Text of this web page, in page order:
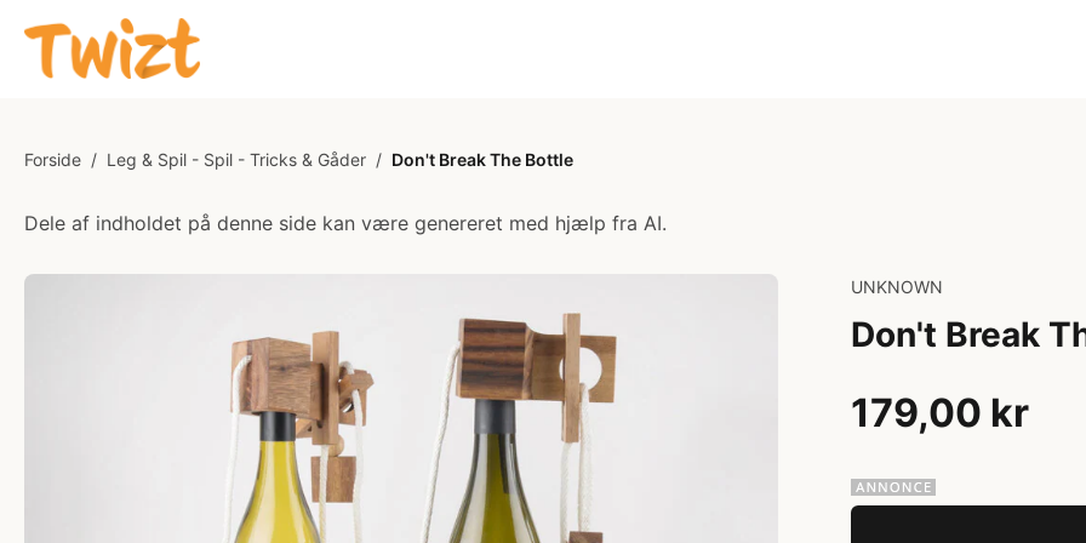
Forside / Leg & Spil - Spil - Tricks & Gåder / Don't Break The Bottle
Dele af indholdet på denne side kan være genereret med hjælp fra AI.
UNKNOWN
Don't Break
179,00 kr